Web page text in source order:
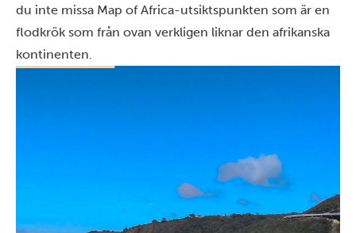
du inte missa Map of Africa-utsiktspunkten som är en
flodkrök som från ovan verkligen liknar den afrikanska
kontinenten.